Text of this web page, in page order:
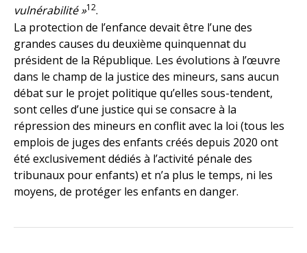
vulnérabilité »12.
La protection de l’enfance devait être l’une des
grandes causes du deuxième quinquennat du
président de la République. Les évolutions à l’œuvre
dans le champ de la justice des mineurs, sans aucun
débat sur le projet politique qu’elles sous-tendent,
sont celles d’une justice qui se consacre à la
répression des mineurs en conflit avec la loi (tous les
emplois de juges des enfants créés depuis 2020 ont
été exclusivement dédiés à l’activité pénale des
tribunaux pour enfants) et n’a plus le temps, ni les
moyens, de protéger les enfants en danger.